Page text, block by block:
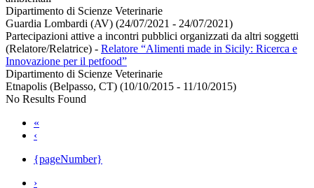
Dipartimento di Scienze Veterinarie
Guardia Lombardi (AV) (24/07/2021 - 24/07/2021)
Partecipazioni attive a incontri pubblici organizzati da altri soggetti
(Relatore/Relatrice) - Relatore “Alimenti made in Sicily: Ricerca e
Innovazione per il petfood”
Dipartimento di Scienze Veterinarie
Etnapolis (Belpasso, CT) (10/10/2015 - 11/10/2015)
No Results Found
«
‹
{pageNumber}
›